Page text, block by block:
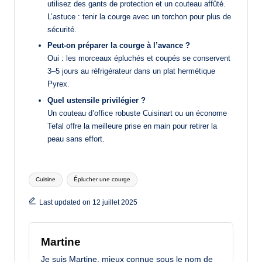
utilisez des gants de protection et un couteau affûté.
L’astuce : tenir la courge avec un torchon pour plus de
sécurité.
Peut-on préparer la courge à l’avance ?
Oui : les morceaux épluchés et coupés se conservent
3–5 jours au réfrigérateur dans un plat hermétique
Pyrex.
Quel ustensile privilégier ?
Un couteau d’office robuste Cuisinart ou un économe
Tefal offre la meilleure prise en main pour retirer la
peau sans effort.
Tags:
Cuisine Éplucher une courge
Last updated on 12 juillet 2025
Martine
Je suis Martine, mieux connue sous le nom de